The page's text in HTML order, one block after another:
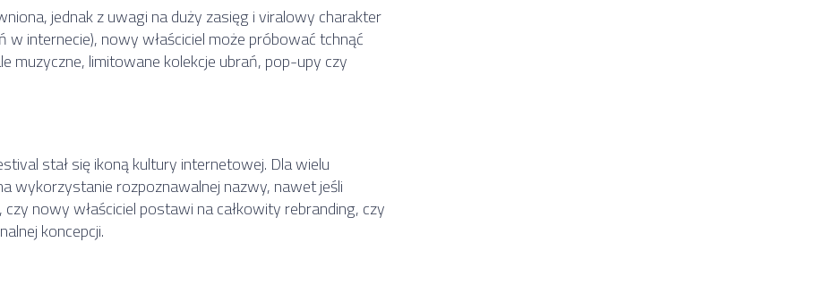
jednak z uwagi na duży zasięg i viralowy charakter
internecie), nowy właściciel może próbować tchnąć
muzyczne, limitowane kolekcje ubrań, pop-upy czy
stał się ikoną kultury internetowej. Dla wielu
wykorzystanie rozpoznawalnej nazwy, nawet jeśli
nowy właściciel postawi na całkowity rebranding, czy
koncepcji.